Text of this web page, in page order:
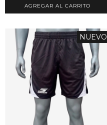
AGREGAR AL CARRITO
NUEVO